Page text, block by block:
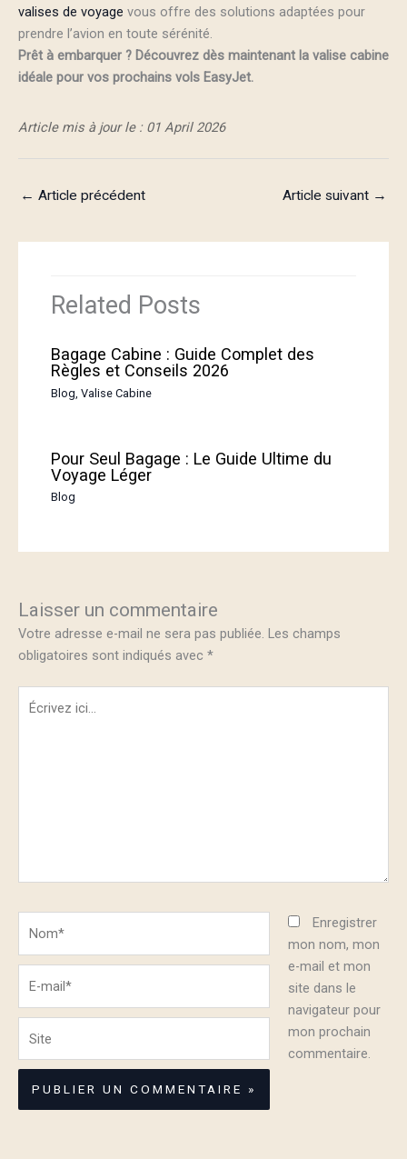
valises de voyage vous offre des solutions adaptées pour
prendre l’avion en toute sérénité.
Prêt à embarquer ? Découvrez dès maintenant la valise cabine
idéale pour vos prochains vols EasyJet.
Article mis à jour le : 01 April 2026
← Article précédent Article suivant →
Related Posts
Bagage Cabine : Guide Complet des
Règles et Conseils 2026
Blog ,Valise Cabine
Pour Seul Bagage : Le Guide Ultime du
Voyage Léger
Blog
Laisser un commentaire
Votre adresse e-mail ne sera pas publiée. Les champs
obligatoires sont indiqués avec *
Écrivez
ici…
mail*
Enregistrer
mon nom, mon
e-mail et mon
site dans le
navigateur pour
mon prochain
commentaire.